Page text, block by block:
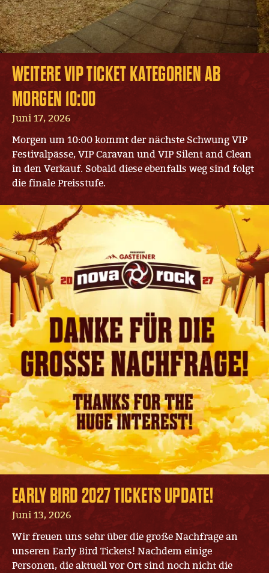
WEITERE VIP TICKET KATEGORIEN AB
MORGEN 10:00
Juni 17, 2026
Morgen um 10:00 kommt der nächste Schwung VIP
Festivalpässe, VIP Caravan und VIP Silent and Clean
in den Verkauf. Sobald diese ebenfalls weg sind folgt
die finale Preisstufe.
EARLY BIRD 2027 TICKETS UPDATE!
Juni 13, 2026
Wir freuen uns sehr über die große Nachfrage an
unseren Early Bird Tickets! Nachdem einige
Personen, die aktuell vor Ort sind noch nicht die